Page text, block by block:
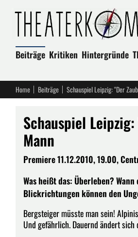
Beiträge Kritiken Hintergründe
Home Beiträge Schauspiel Leipzig: "Der
Schauspiel
Mann
Premiere 11.12.2010, 19.00,
Was heißt das: Überleben?
Blickrichtungen können den
Bergsteiger müsste man sein!
Und gefährlich. Dauernd ändert